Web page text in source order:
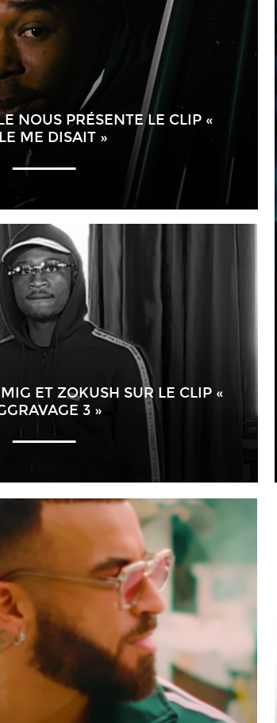
NOUS PRÉSENTE LE CLIP «
ME DISAIT »
ET ZOKUSH SUR LE CLIP «
3 »